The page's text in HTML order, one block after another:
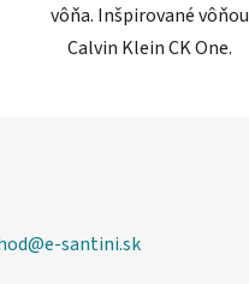
vôňa. Inšpirované vôňou
Calvin Klein CK One.
@e-santini.sk